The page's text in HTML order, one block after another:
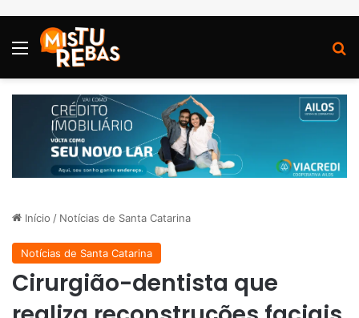
Menu
Início / Notícias de Santa Catarina
Notícias de Santa Catarina
Cirurgião-dentista que